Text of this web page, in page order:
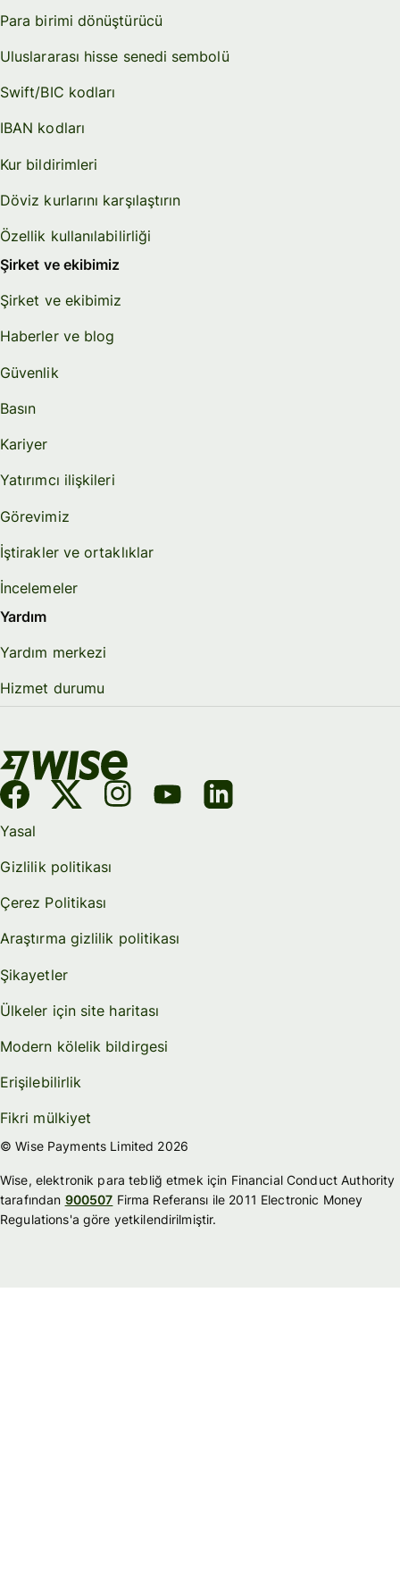
Para birimi dönüştürücü
Uluslararası hisse senedi sembolü
Swift/BIC kodları
IBAN kodları
Kur bildirimleri
Döviz kurlarını karşılaştırın
Özellik kullanılabilirliği
Şirket ve ekibimiz
Şirket ve ekibimiz
Haberler ve blog
Güvenlik
Basın
Kariyer
Yatırımcı ilişkileri
Görevimiz
İştirakler ve ortaklıklar
İncelemeler
Yardım
Yardım merkezi
Hizmet durumu
Yasal
Gizlilik politikası
Çerez Politikası
Araştırma gizlilik politikası
Şikayetler
Ülkeler için site haritası
Modern kölelik bildirgesi
Erişilebilirlik
Fikri mülkiyet
© Wise Payments Limited 2026
Wise, elektronik para tebliğ etmek için Financial Conduct Authority
tarafından 900507 Firma Referansı ile 2011 Electronic Money
Regulations'a göre yetkilendirilmiştir.